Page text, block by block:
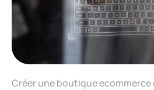
Créer une boutique ecommerce